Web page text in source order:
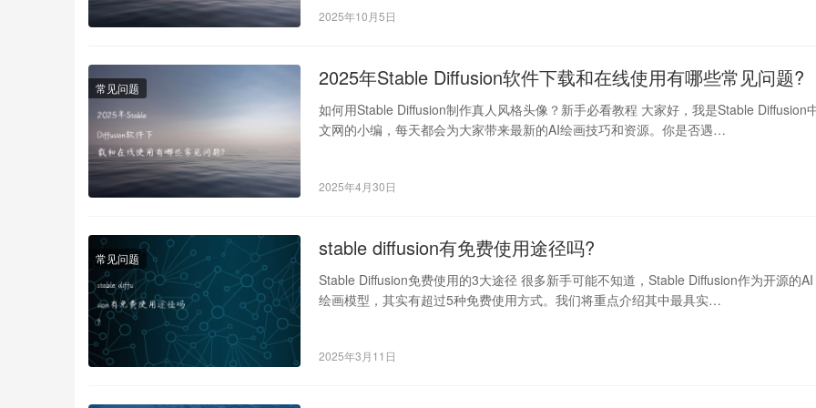
2025年10月5日
常见问题 2025年Stable Diffusion软件下载和在线使用有哪些常见问题?
如何用Stable Diffusion制作真人风格头像？新手必看教程 大家好，我是Stable Diffusion
文网的小编，每天都会为大家带来最新的AI绘画技巧和资源。你是否遇…
2025年4月30日
常见问题 stable diffusion有免费使用途径吗?
Stable Diffusion免费使用的3大途径 很多新手可能不知道，Stable Diffusion作为开源的AI
绘画模型，其实有超过5种免费使用方式。我们将重点介绍其中最具实…
2025年3月11日